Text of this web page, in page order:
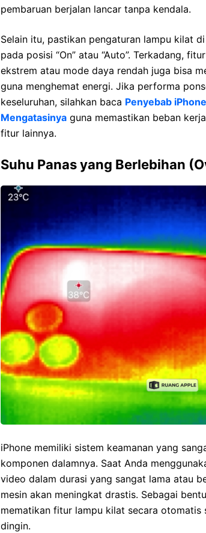
pembaruan berjalan lancar tanpa kendala.
Selain itu, pastikan pengaturan lampu kilat
pada posisi “On” atau “Auto”. Terkadang,
ekstrem atau mode daya rendah juga bisa
guna menghemat energi. Jika performa
keseluruhan, silahkan baca Penyebab
Mengatasinya guna memastikan beban
fitur lainnya.
Suhu Panas yang Berlebihan
iPhone memiliki sistem keamanan yang
komponen dalamnya. Saat Anda
video dalam durasi yang sangat lama atau
mesin akan meningkat drastis. Sebagai
mematikan fitur lampu kilat secara otomatis
dingin.